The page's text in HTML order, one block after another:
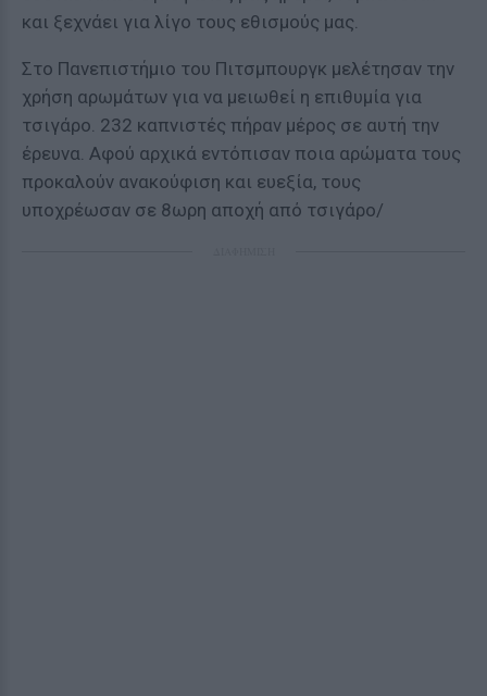
και ξεχνάει για λίγο τους εθισμούς μας.
Στο Πανεπιστήμιο του Πιτσμπουργκ μελέτησαν την
χρήση αρωμάτων για να μειωθεί η επιθυμία για
τσιγάρο. 232 καπνιστές πήραν μέρος σε αυτή την
έρευνα. Αφού αρχικά εντόπισαν ποια αρώματα τους
προκαλούν ανακούφιση και ευεξία, τους
υποχρέωσαν σε 8ωρη αποχή από τσιγάρο/